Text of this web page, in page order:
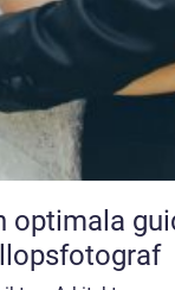
optimala